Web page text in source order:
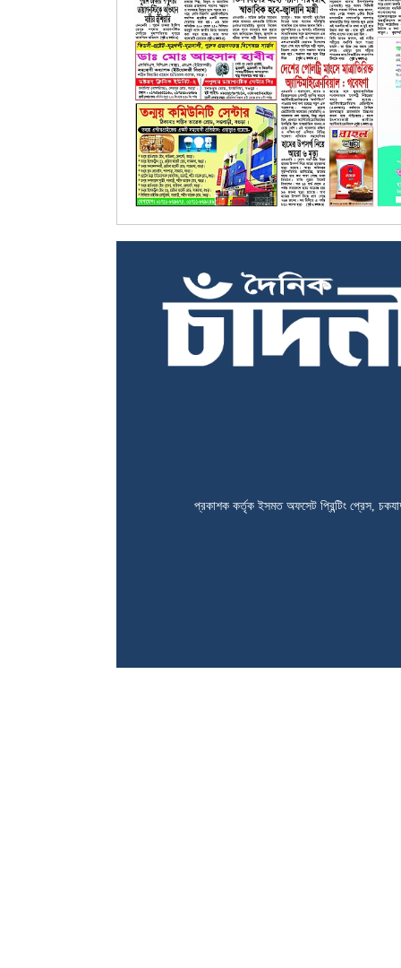
প্রকাশক কর্তৃক ইসমত অফসেট প্রিন্টিং প্রেস,